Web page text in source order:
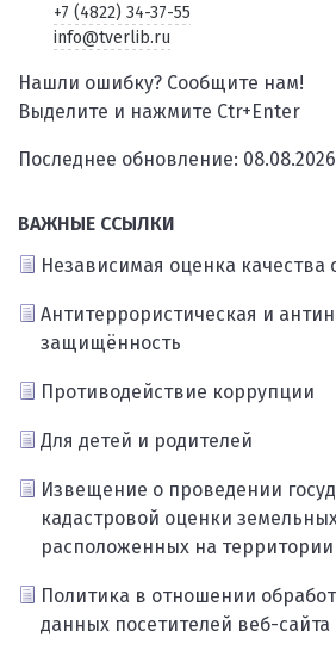
+7 (4822) 34-37-55
info@tverlib.ru
Нашли ошибку? Сообщите нам!
Выделите и нажмите Ctr+Enter
Последнее обновление: 08.08.2026
ВАЖНЫЕ ССЫЛКИ
Независимая оценка качества
Антитеррористическая и
защищённость
Противодействие коррупции
Для детей и родителей
Извещение о проведении
кадастровой оценки
расположенных на
Политика в отношении
данных посетителей веб-сайта